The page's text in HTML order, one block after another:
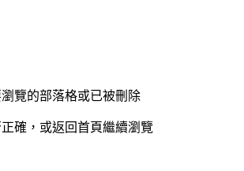
覽的部落格或已被刪除
確，或返回首頁繼續瀏覽